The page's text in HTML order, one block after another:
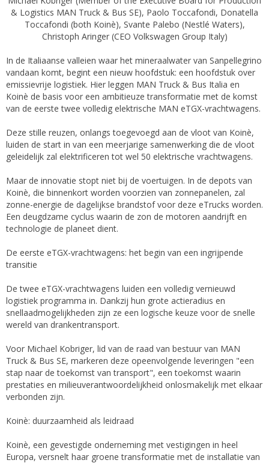
& Logistics MAN Truck & Bus SE), Paolo Toccafondi, Donatella
Toccafondi (both Koinè), Svante Palebo (Nestlé Waters),
Christoph Aringer (CEO Volkswagen Group Italy)
In de Italiaanse valleien waar het mineraalwater van Sanpellegrino
vandaan komt, begint een nieuw hoofdstuk: een hoofdstuk over
emissievrije logistiek. Hier leggen MAN Truck & Bus Italia en
Koinè de basis voor een ambitieuze transformatie met de komst
van de eerste twee volledig elektrische MAN eTGX-vrachtwagens.
Deze stille reuzen, onlangs toegevoegd aan de vloot van Koinè,
luiden de start in van een meerjarige samenwerking die de vloot
geleidelijk zal elektrificeren tot wel 50 elektrische vrachtwagens.
Maar de innovatie stopt niet bij de voertuigen. In de depots van
Koinè, die binnenkort worden voorzien van zonnepanelen, zal
zonne-energie de dagelijkse brandstof voor deze eTrucks worden.
Een deugdzame cyclus waarin de zon de motoren aandrijft en
technologie de planeet dient.
De eerste eTGX-vrachtwagens: het begin van een ingrijpende
transitie
De twee eTGX-vrachtwagens luiden een volledig vernieuwd
logistiek programma in. Dankzij hun grote actieradius en
snellaadmogelijkheden zijn ze een logische keuze voor de snelle
wereld van drankentransport.
Voor Michael Kobriger, lid van de raad van bestuur van MAN
Truck & Bus SE, markeren deze opeenvolgende leveringen "een
stap naar de toekomst van transport", een toekomst waarin
prestaties en milieuverantwoordelijkheid onlosmakelijk met elkaar
verbonden zijn.
Koinè: duurzaamheid als leidraad
Koinè, een gevestigde onderneming met vestigingen in heel
Europa, versnelt haar groene transformatie met de installatie van